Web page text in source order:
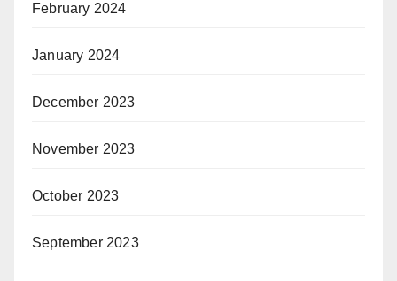
February 2024
January 2024
December 2023
November 2023
October 2023
September 2023